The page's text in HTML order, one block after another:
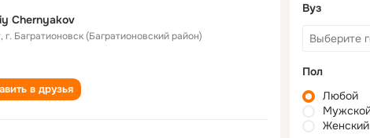
Chernyakov
,г. Багратионовск (Багратионовский район)
в друзья
Вуз
Пол
Любой
Женский